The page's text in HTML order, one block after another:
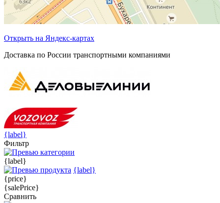
Открыть на Яндекс-картах
Доставка по России транспортными компаниями
{label}
Фильтр
{label}
{label}
{price}
{salePrice}
Сравнить